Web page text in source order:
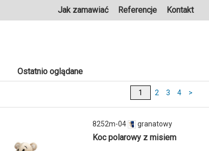
Jak zamawiać Referencje Kontakt
Ostatnio oglądane
2 3 4 >
8252m-04 granatowy
Koc polarowy z misiem